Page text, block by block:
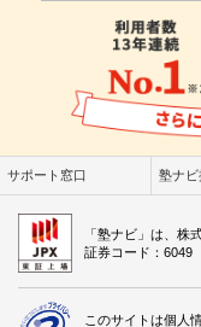
サポート窓口 塾ナ
「塾ナビ」は、株
証券コード：6049
このサイトは個人